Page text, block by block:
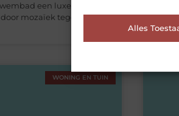
Alles
een luxe
mozaïek tegels te
Er
WONING EN TUIN